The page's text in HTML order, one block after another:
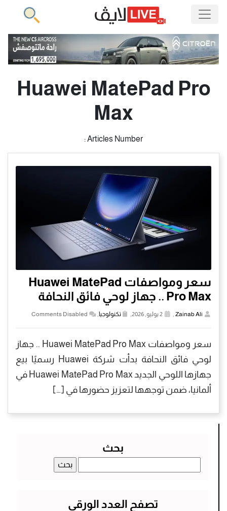
Huawei MatePad Pro
Max
Articles Number :
سعر ومواصفات Huawei MatePad
Pro Max .. جهاز لوحي فائق النحافة
Zainab Ali
, تكنولوجيا,
Comments Disabled
سعر ومواصفات Huawei MatePad Pro Max .. جهاز
لوحي فائق النحافة بدأت شركة Huawei رسميًا بيع
جهازها اللوحي الجديد Huawei MatePad Pro Max في
ألمانيا، ضمن توجهها لتعزيز حضورها في […]
بحث
عن:
تصفح العدد الورقي